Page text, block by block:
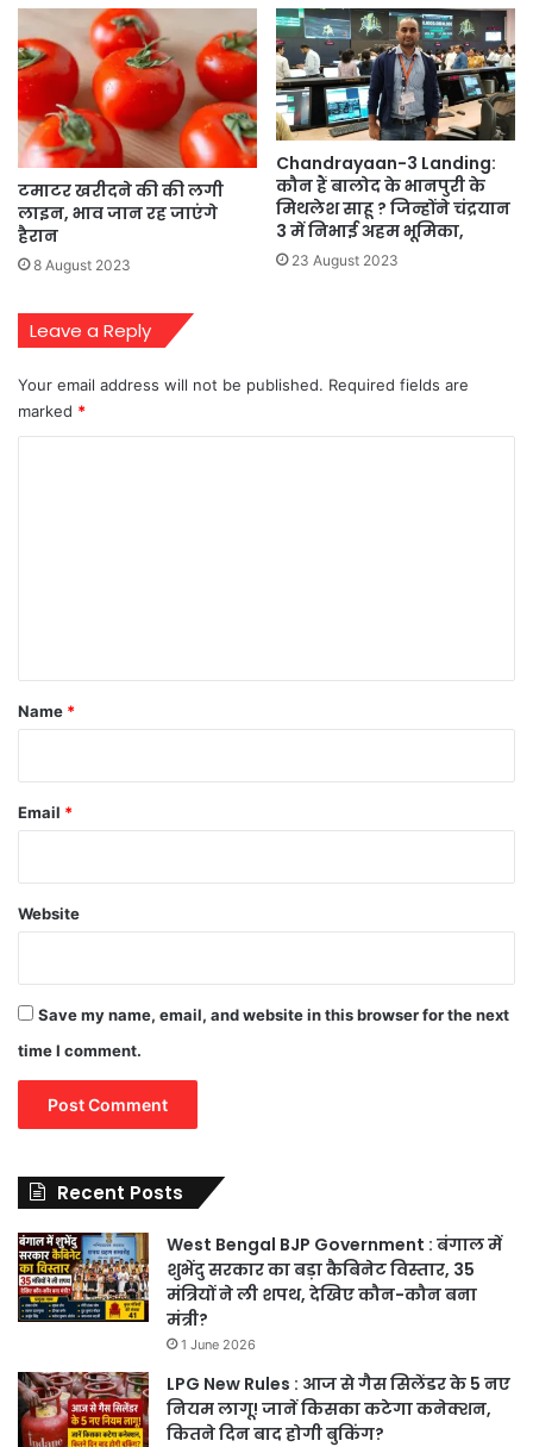
टमाटर खरीदने की की लगी
लाइन, भाव जान रह जाएंगे
हैरान
8 August 2023
Chandrayaan-3 Landing:
कौन हैं बालोद के भानपुरी के
मिथलेश साहू ? जिन्होंने चंद्रयान
3 में निभाई अहम भूमिका,
23 August 2023
Leave a Reply
Your email address will not be published. Required fields are
marked *
*
Name *
Email *
Website
Save my name, email, and website in this browser for the next
time I comment.
Recent Posts
West Bengal BJP Government : बंगाल में
शुभेंदु सरकार का बड़ा कैबिनेट विस्तार, 35
मंत्रियों ने ली शपथ, देखिए कौन-कौन बना
मंत्री?
1 June 2026
LPG New Rules : आज से गैस सिलेंडर के 5 नए
नियम लागू! जानें किसका कटेगा कनेक्शन,
कितने दिन बाद होगी बुकिंग?